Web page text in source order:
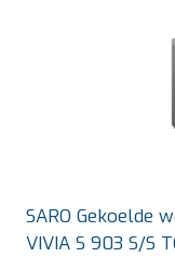
SARO Gekoelde
VIVIA S 903 S/S